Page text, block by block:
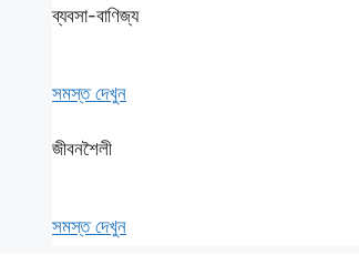
ব্যবসা-বাণিজ্য
সমস্ত দেখুন
জীবনশৈলী
সমস্ত দেখুন